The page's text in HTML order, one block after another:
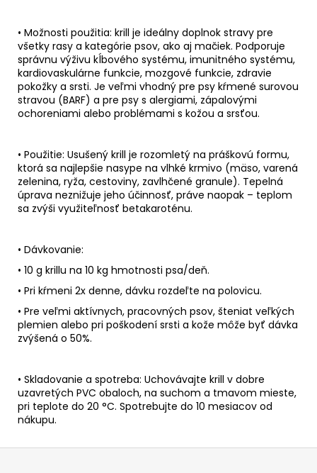
• Možnosti použitia: krill je ideálny doplnok stravy pre
všetky rasy a kategórie psov, ako aj mačiek. Podporuje
správnu výživu kĺbového systému, imunitného systému,
kardiovaskulárne funkcie, mozgové funkcie, zdravie
pokožky a srsti. Je veľmi vhodný pre psy kŕmené surovou
stravou (BARF) a pre psy s alergiami, zápalovými
ochoreniami alebo problémami s kožou a srsťou.
• Použitie: Usušený krill je rozomletý na práškovú formu,
ktorá sa najlepšie nasype na vlhké krmivo (mäso, varená
zelenina, ryža, cestoviny, zavlhčené granule). Tepelná
úprava neznižuje jeho účinnosť, práve naopak – teplom
sa zvýši využiteľnosť betakaroténu.
• Dávkovanie:
• 10 g krillu na 10 kg hmotnosti psa/deň.
• Pri kŕmeni 2x denne, dávku rozdeľte na polovicu.
• Pre veľmi aktívnych, pracovných psov, šteniat veľkých
plemien alebo pri poškodení srsti a kože môže byť dávka
zvýšená o 50%.
• Skladovanie a spotreba: Uchovávajte krill v dobre
uzavretých PVC obaloch, na suchom a tmavom mieste,
pri teplote do 20 °C. Spotrebujte do 10 mesiacov od
nákupu.